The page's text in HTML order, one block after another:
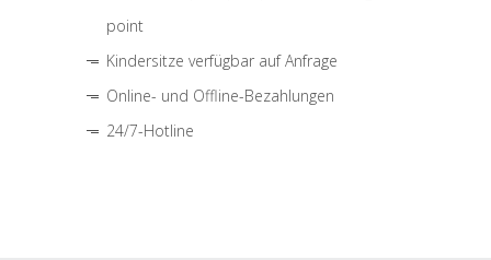
point
Kindersitze verfügbar auf Anfrage
Online- und Offline-Bezahlungen
24/7-Hotline